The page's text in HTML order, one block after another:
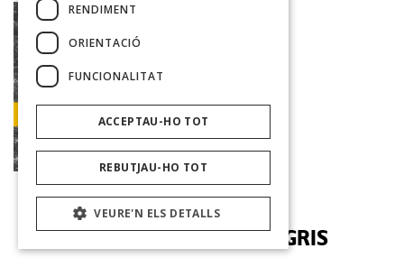
Concert
MAGALÍ SARE & SEBASTIÀ GRIS
RENDIMENT
ORIENTACIÓ
FUNCIONALITAT
ACCEPTAU-HO TOT
REBUTJAU-HO TOT
VEURE'N ELS DETALLS